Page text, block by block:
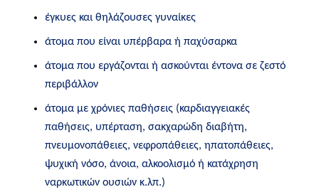
έγκυες και θηλάζουσες γυναίκες
άτομα που είναι υπέρβαρα ή παχύσαρκα
άτομα που εργάζονται ή ασκούνται έντονα σε ζεστό
περιβάλλον
άτομα με χρόνιες παθήσεις (καρδιαγγειακές
παθήσεις, υπέρταση, σακχαρώδη διαβήτη,
πνευμονοπάθειες, νεφροπάθειες, ηπατοπάθειες,
ψυχική νόσο, άνοια, αλκοολισμό ή κατάχρηση
ναρκωτικών ουσιών κ.λπ.)